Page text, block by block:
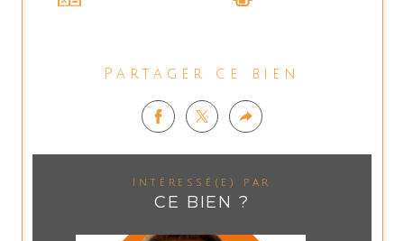
Partager ce bien
Intéressé(e) par
CE BIEN ?